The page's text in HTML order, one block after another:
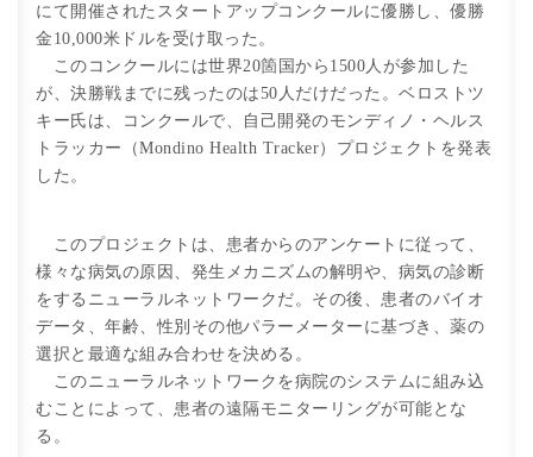
にて開催されたスタートアップコンクールに優勝し、優勝
金10,000米ドルを受け取った。
このコンクールには世界20箇国から1500人が参加した
が、決勝戦までに残ったのは50人だけだった。ベロストツ
キー氏は、コンクールで、自己開発のモンディノ・ヘルス
トラッカー（Mondino Health Tracker）プロジェクトを発表
した。
このプロジェクトは、患者からのアンケートに従って、
様々な病気の原因、発生メカニズムの解明や、病気の診断
をするニューラルネットワークだ。その後、患者のバイオ
データ、年齢、性別その他パラーメーターに基づき、薬の
選択と最適な組み合わせを決める。
このニューラルネットワークを病院のシステムに組み込
むことによって、患者の遠隔モニターリングが可能とな
る。